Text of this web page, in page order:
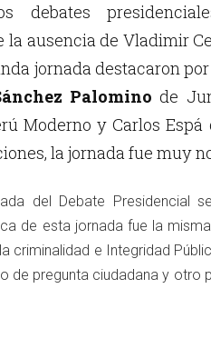
debates
ausencia de Vladimir
jornada destacaron
Palomino de
Moderno y Carlos Espá
la jornada fue muy
del Debate Presidencial
de esta jornada fue la
criminalidad e Integridad
de pregunta ciudadana y otro